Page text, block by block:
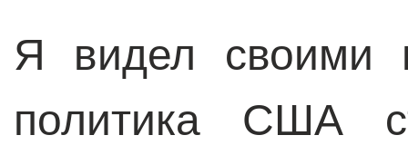
Я видел своими
политика США